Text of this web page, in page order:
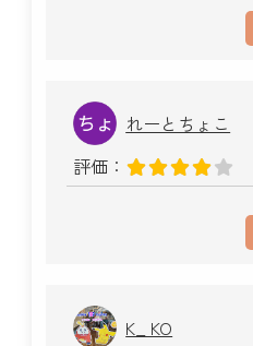
れーとちょこ
評価：
K_ KO